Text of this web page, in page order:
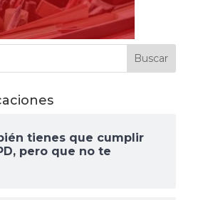
tienes que cumplir
pero que no te